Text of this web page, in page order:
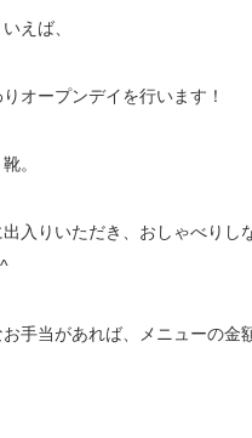
えば、
オープンデイを行います！
。
入りいただき、おしゃべり
手当があれば、メニューの金